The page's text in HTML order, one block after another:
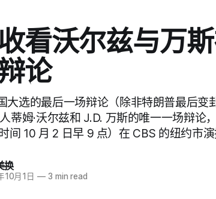
看沃尔兹与万
论
大选的最后一场辩论（除非特朗普最后变
蒂姆·沃尔兹和 J.D. 万斯的唯一一场辩论
间 10 月 2 日早 9 点）在 CBS 的纽约市演
换
10月1日 — 3 min read